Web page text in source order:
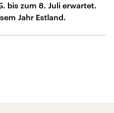
bis zum 8. Juli erwartet.
Jahr Estland.